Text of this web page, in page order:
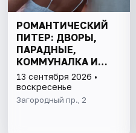
РОМАНТИЧЕСКИЙ
ПИТЕР: ДВОРЫ,
ПАРАДНЫЕ,
КОММУНАЛКА И
КРЫША
13 сентября 2026 •
воскресенье
Загородный пр., 2